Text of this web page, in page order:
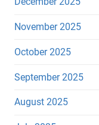
November 2025
October 2025
September 2025
August 2025